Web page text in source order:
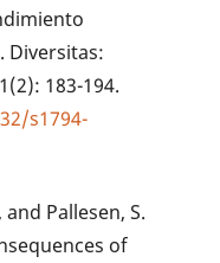
Diversitas:
183-194.
s1794-
and Pallesen, S.
of